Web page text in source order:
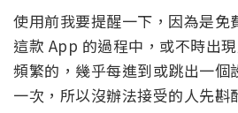
使用前我要提醒一下，因為是免
這款 App 的過程中，或不時出
頻繁的，幾乎每進到或跳出一個
一次，所以沒辦法接受的人先斟